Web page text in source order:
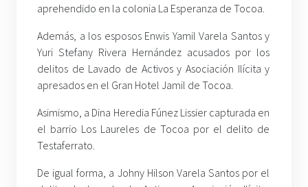
aprehendido en la colonia La Esperanza de Tocoa.
Además, a los esposos Enwis Yamil Varela Santos y
Yuri Stefany Rivera Hernández acusados por los
delitos de Lavado de Activos y Asociación Ilícita y
apresados en el Gran Hotel Jamil de Tocoa.
Asimismo, a Dina Heredia Fúnez Lissier capturada en
el barrio Los Laureles de Tocoa por el delito de
Testaferrato.
De igual forma, a Johny Hilson Varela Santos por el